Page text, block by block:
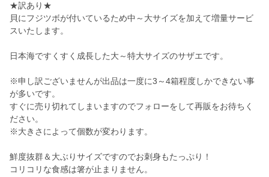
★訳あり★
貝にフジツボが付いているため中～大サイズを加えて増量サービ
スいたします。
日本海ですくすく成長した大～特大サイズのサザエです。
※申し訳ございませんが出品は一度に3～4箱程度しかできない事
が多いです。
すぐに売り切れてしまいますのでフォローをして再販をお待ちく
ださい。
※大きさによって個数が変わります。
鮮度抜群＆大ぶりサイズですのでお刺身もたっぷり！
コリコリな食感は箸が止まりません。